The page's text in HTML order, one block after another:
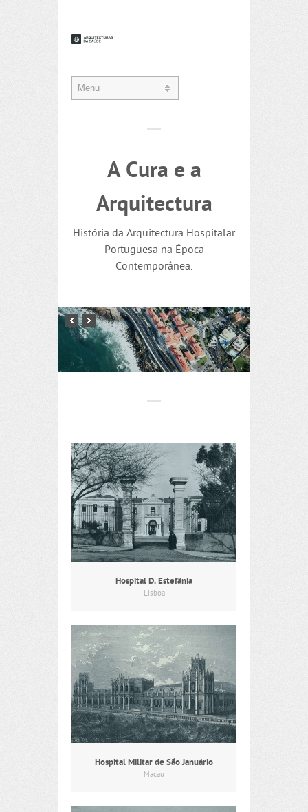
A Cura e a
Arquitectura
História da Arquitectura Hospitalar
Portuguesa na Época
Contemporânea.
Hospital D. Estefânia
Lisboa
Hospital Militar de São Januário
Macau